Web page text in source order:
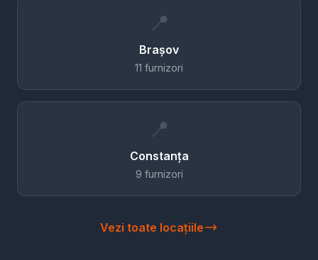
📍
Brașov
11 furnizori
📍
Constanța
9 furnizori
Vezi toate locațiile